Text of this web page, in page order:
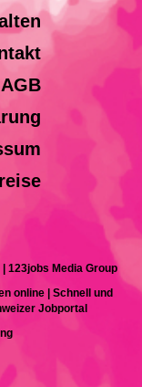
AGB
123jobs Media Group
online | Schnell und
Jobportal